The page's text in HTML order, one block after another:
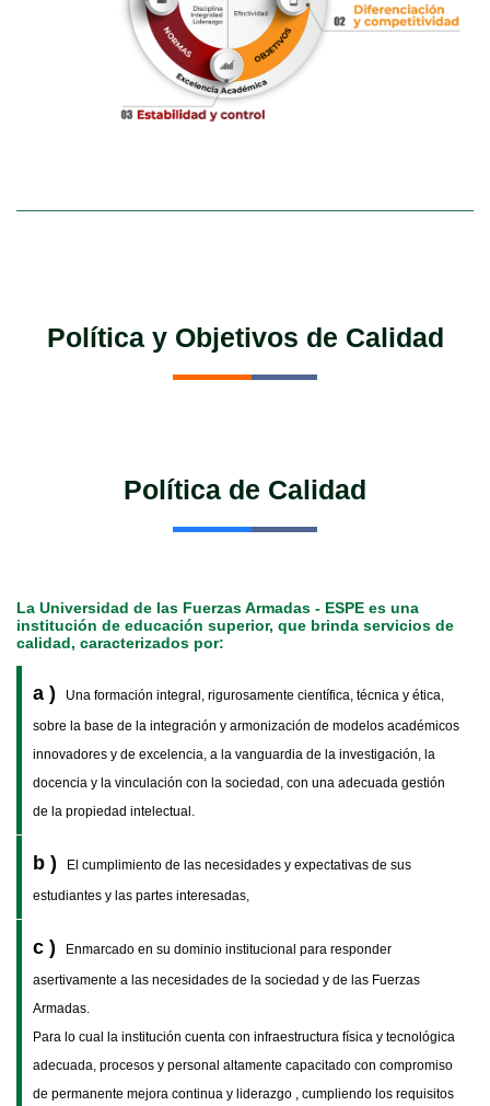
Política y Objetivos de Calidad
Política de Calidad
La Universidad de las Fuerzas Armadas - ESPE es una
institución de educación superior, que brinda servicios de
calidad, caracterizados por:
a )
Una formación integral, rigurosamente científica, técnica y ética,
sobre la base de la integración y armonización de modelos académicos
innovadores y de excelencia, a la vanguardia de la investigación, la
docencia y la vinculación con la sociedad, con una adecuada gestión
de la propiedad intelectual.
b )
El cumplimiento de las necesidades y expectativas de sus
estudiantes y las partes interesadas,
c )
Enmarcado en su dominio institucional para responder
asertivamente a las necesidades de la sociedad y de las Fuerzas
Armadas.
Para lo cual la institución cuenta con infraestructura física y tecnológica
adecuada, procesos y personal altamente capacitado con compromiso
de permanente mejora continua y liderazgo , cumpliendo los requisitos